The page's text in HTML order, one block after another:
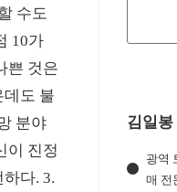
수도
10가
쁜 것은
데도 불
분야
이 진정
다. 3.
김일
광역
매 전